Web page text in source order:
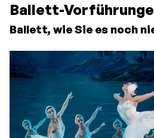
Ballett-
Ballett, wie Sie es noch